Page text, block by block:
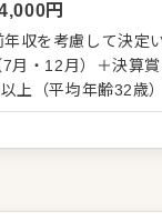
てます。 自らファンを増やしていく
験に応じてお任せしてきます。 ・接
各地および海外か
イベートブランド
成・採用 など
円
収を考慮して決
賞与（2月） 【年収の目安】 チー
期間3ヶ月あり（期間中、条件変更なし）
円～80,300円